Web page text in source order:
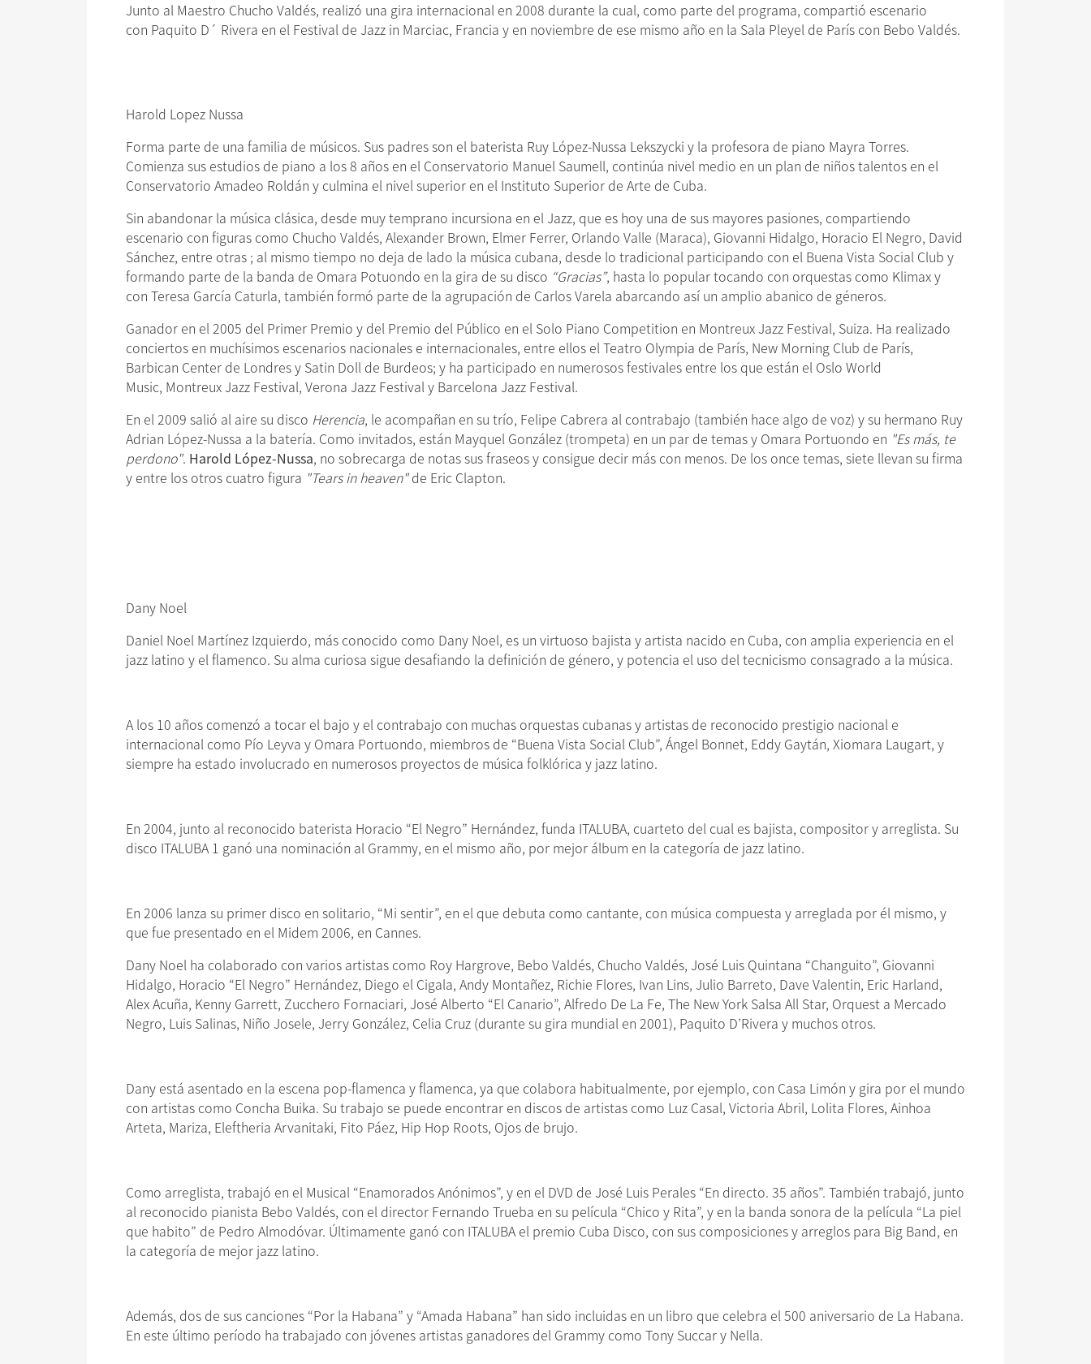
Junto al Maestro Chucho Valdés, realizó una gira internacional en 2008 durante la cual, como parte del programa, compartió escenario
con Paquito D´ Rivera en el Festival de Jazz in Marciac, Francia y en noviembre de ese mismo año en la Sala Pleyel de París con Bebo Valdés.
Harold Lopez Nussa
Forma parte de una familia de músicos. Sus padres son el baterista Ruy López-Nussa Lekszycki y la profesora de piano Mayra Torres.
Comienza sus estudios de piano a los 8 años en el Conservatorio Manuel Saumell, continúa nivel medio en un plan de niños talentos en el
Conservatorio Amadeo Roldán y culmina el nivel superior en el Instituto Superior de Arte de Cuba.
Sin abandonar la música clásica, desde muy temprano incursiona en el Jazz, que es hoy una de sus mayores pasiones, compartiendo
escenario con figuras como Chucho Valdés, Alexander Brown, Elmer Ferrer, Orlando Valle (Maraca), Giovanni Hidalgo, Horacio El Negro, David
Sánchez, entre otras ; al mismo tiempo no deja de lado la música cubana, desde lo tradicional participando con el Buena Vista Social Club y
formando parte de la banda de Omara Potuondo en la gira de su disco “Gracias”, hasta lo popular tocando con orquestas como Klimax y
con Teresa García Caturla, también formó parte de la agrupación de Carlos Varela abarcando así un amplio abanico de géneros.
Ganador en el 2005 del Primer Premio y del Premio del Público en el Solo Piano Competition en Montreux Jazz Festival, Suiza. Ha realizado
conciertos en muchísimos escenarios nacionales e internacionales, entre ellos el Teatro Olympia de París, New Morning Club de París,
Barbican Center de Londres y Satin Doll de Burdeos; y ha participado en numerosos festivales entre los que están el Oslo World
Music, Montreux Jazz Festival, Verona Jazz Festival y Barcelona Jazz Festival.
En el 2009 salió al aire su disco Herencia, le acompañan en su trío, Felipe Cabrera al contrabajo (también hace algo de voz) y su hermano Ruy
Adrian López-Nussa a la batería. Como invitados, están Mayquel González (trompeta) en un par de temas y Omara Portuondo en "Es más, te
perdono". Harold López-Nussa, no sobrecarga de notas sus fraseos y consigue decir más con menos. De los once temas, siete llevan su firma
y entre los otros cuatro figura "Tears in heaven"de Eric Clapton.
Dany Noel
Daniel Noel Martínez Izquierdo, más conocido como Dany Noel, es un virtuoso bajista y artista nacido en Cuba, con amplia experiencia en el
jazz latino y el flamenco. Su alma curiosa sigue desafiando la definición de género, y potencia el uso del tecnicismo consagrado a la música.
A los 10 años comenzó a tocar el bajo y el contrabajo con muchas orquestas cubanas y artistas de reconocido prestigio nacional e
internacional como Pío Leyva y Omara Portuondo, miembros de “Buena Vista Social Club”, Ángel Bonnet, Eddy Gaytán, Xiomara Laugart, y
siempre ha estado involucrado en numerosos proyectos de música folklórica y jazz latino.
En 2004, junto al reconocido baterista Horacio “El Negro” Hernández, funda ITALUBA, cuarteto del cual es bajista, compositor y arreglista. Su
disco ITALUBA 1 ganó una nominación al Grammy, en el mismo año, por mejor álbum en la categoría de jazz latino.
En 2006 lanza su primer disco en solitario, “Mi sentir”, en el que debuta como cantante, con música compuesta y arreglada por él mismo, y
que fue presentado en el Midem 2006, en Cannes.
Dany Noel ha colaborado con varios artistas como Roy Hargrove, Bebo Valdés, Chucho Valdés, José Luis Quintana “Changuito”, Giovanni
Hidalgo, Horacio “El Negro” Hernández, Diego el Cigala, Andy Montañez, Richie Flores, Ivan Lins, Julio Barreto, Dave Valentin, Eric Harland,
Alex Acuña, Kenny Garrett, Zucchero Fornaciari, José Alberto “El Canario”, Alfredo De La Fe, The New York Salsa All Star, Orquest a Mercado
Negro, Luis Salinas, Niño Josele, Jerry González, Celia Cruz (durante su gira mundial en 2001), Paquito D’Rivera y muchos otros.
Dany está asentado en la escena pop-flamenca y flamenca, ya que colabora habitualmente, por ejemplo, con Casa Limón y gira por el mundo
con artistas como Concha Buika. Su trabajo se puede encontrar en discos de artistas como Luz Casal, Victoria Abril, Lolita Flores, Ainhoa
Arteta, Mariza, Eleftheria Arvanitaki, Fito Páez, Hip Hop Roots, Ojos de brujo.
Como arreglista, trabajó en el Musical “Enamorados Anónimos”, y en el DVD de José Luis Perales “En directo. 35 años”. También trabajó, junto
al reconocido pianista Bebo Valdés, con el director Fernando Trueba en su película “Chico y Rita”, y en la banda sonora de la película “La piel
que habito” de Pedro Almodóvar. Últimamente ganó con ITALUBA el premio Cuba Disco, con sus composiciones y arreglos para Big Band, en
la categoría de mejor jazz latino.
Además, dos de sus canciones “Por la Habana” y “Amada Habana” han sido incluidas en un libro que celebra el 500 aniversario de La Habana.
En este último período ha trabajado con jóvenes artistas ganadores del Grammy como Tony Succar y Nella.